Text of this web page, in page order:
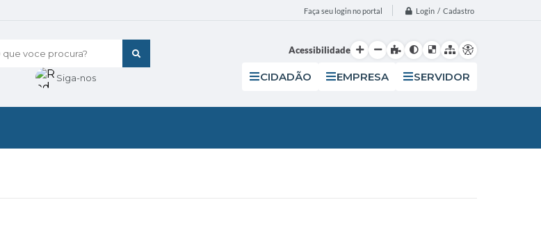
Faça seu login no portal Login / Cadastro
voce procura?
Siga-nos
Acessibilidade
CIDADÃO EMPRESA SERVIDOR